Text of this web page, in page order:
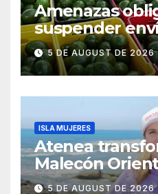
Amenazas
suspender
aguacate
5 DE AUGUST DE 2026
ISLA MUJERES
Atenea
Malecón
nuevo Paseo
5 DE AUGUST DE 2026